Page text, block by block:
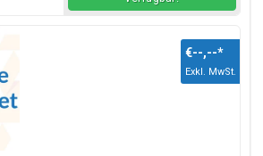
€--,--*
Exkl. MwSt.